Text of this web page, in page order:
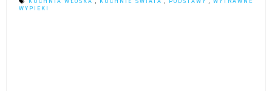
KUCHNIA WŁOSKA, KUCHNIE ŚWIATA , PODSTAWY ,WYTRAWNE
WYPIEKI